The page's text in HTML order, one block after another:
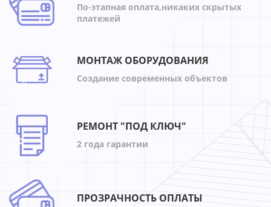
По-этапная оплата,никаких скрытых
платежей
МОНТАЖ ОБОРУДОВАНИЯ
Создание современных объектов
РЕМОНТ "ПОД КЛЮЧ"
2 года гарантии
ПРОЗРАЧНОСТЬ ОПЛАТЫ